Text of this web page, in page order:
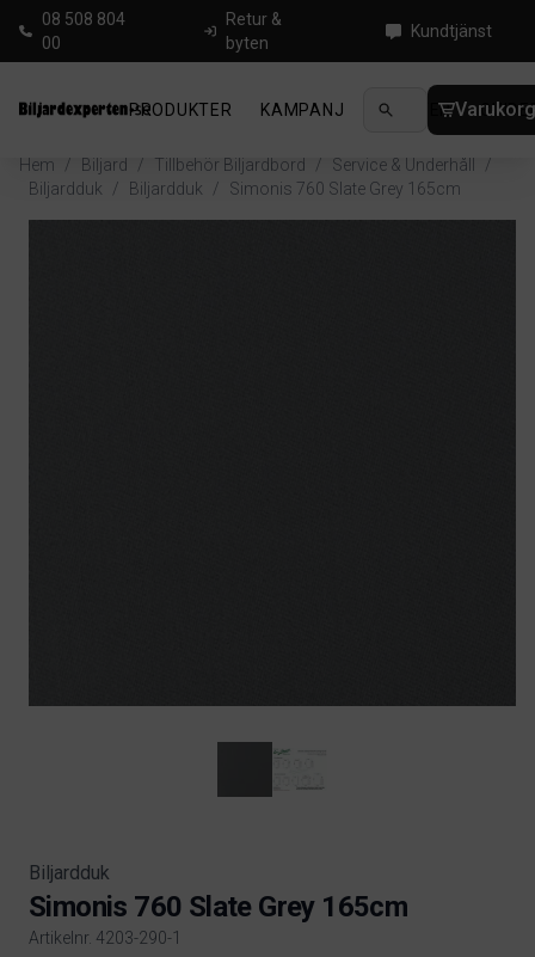
08 508 804
00
Retur &
byten
Kundtjänst
PRODUKTER KAMPANJ NYHETER
Hem / Biljard / Tillbehör Biljardbord / Service & Underhåll
/
Biljardduk
/ Biljardduk / Simonis 760 Slate Grey 165cm
Biljardduk
Simonis 760 Slate Grey 165cm
Artikelnr. 4203-290-1